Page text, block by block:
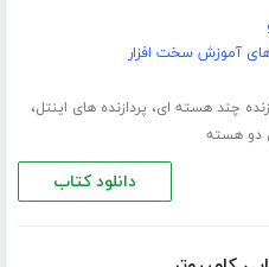
آموزش سخت افزار
چند هسته ای، پردازنده های اینتل،
دو هسته
دانلود کتاب